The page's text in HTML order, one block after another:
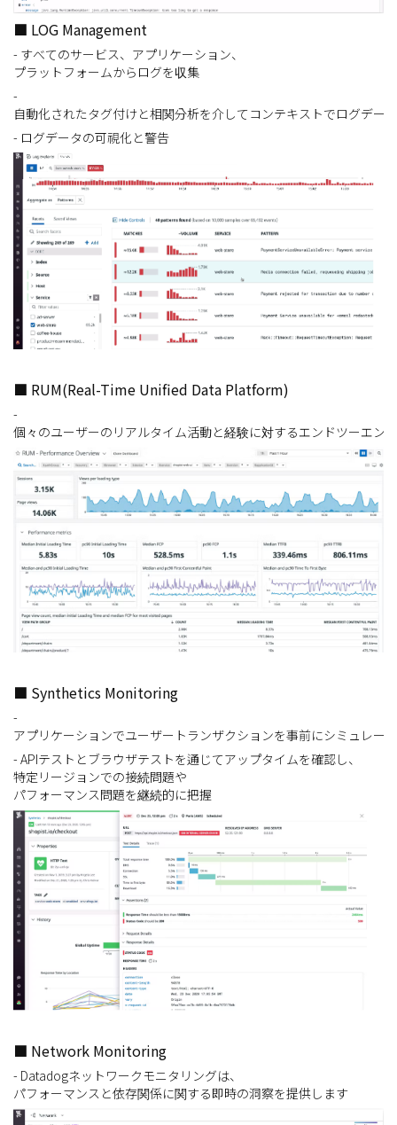
■ LOG Management
- すべてのサービス、アプリケーション、
プラットフォームからログを収集
-
自動化されたタグ付けと相関分析を介してコンテキストでログデー
- ログデータの可視化と警告
■ RUM(Real-Time Unified Data Platform)
-
個々のユーザーのリアルタイム活動と経験に対するエンドツーエン
■ Synthetics Monitoring
-
アプリケーションでユーザートランザクションを事前にシミュレー
- APIテストとブラウザテストを通じてアップタイムを確認し、
特定リージョンでの接続問題や
パフォーマンス問題を継続的に把握
■ Network Monitoring
- Datadogネットワークモニタリングは、
パフォーマンスと依存関係に関する即時の洞察を提供します